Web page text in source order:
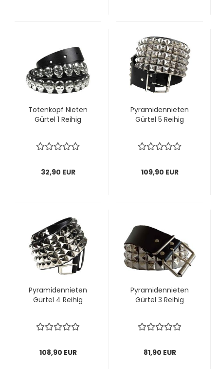
To­ten­kopf Nie­ten
Gür­tel 1 Rei­hig
32,90 EUR
Py­ra­mi­den­nie­ten
Gür­tel 5 Rei­hig
109,90 EUR
Py­ra­mi­den­nie­ten
Gür­tel 4 Rei­hig
108,90 EUR
Py­ra­mi­den­nie­ten
Gür­tel 3 Rei­hig
81,90 EUR